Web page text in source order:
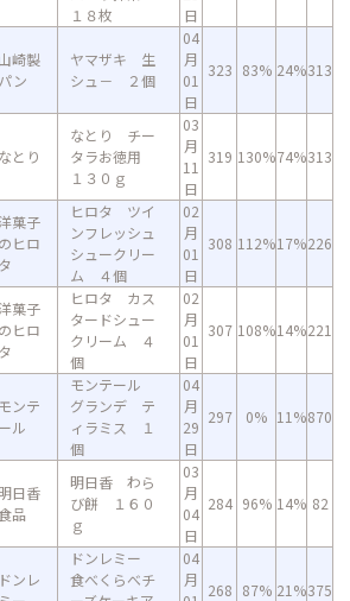
１８枚
日
崎製
パン
ヤマザキ 生
シュ－ ２個
04
月
01
日
323 83% 24%313
なとり
なとり チー
タラお徳用
１３０ｇ
03
月
11
日
319 130%74%313
菓子
のヒロ
タ
ヒロタ ツイ
ンフレッシュ
シュークリー
ム ４個
02
月
01
日
308 112%17%226
菓子
のヒロ
タ
ヒロタ カス
タードシュー
クリーム ４
個
02
月
01
日
307 108%14%221
モンテ
ール
モンテール
グランデ テ
ィラミス １
個
04
月
29
日
297 0% 11%870
明日香
品
明日香 わら
び餅 １６０
ｇ
03
月
04
日
284 96% 14% 82
ドンレ
ドンレミー
食べくらべチ
04
月
268 87% 21%375